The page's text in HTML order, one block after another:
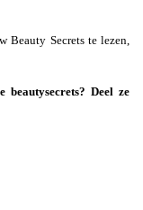
Secrets te lezen,
Deel ze